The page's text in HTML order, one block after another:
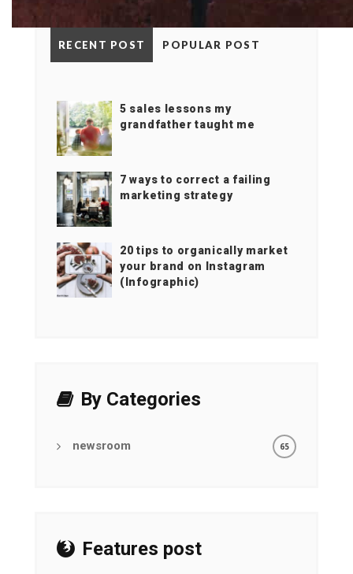
RECENT POST POPULAR POST
5 sales lessons my
grandfather taught me
7 ways to correct a failing
marketing strategy
20 tips to organically market
your brand on Instagram
(Infographic)
By Categories
newsroom 65
Features post